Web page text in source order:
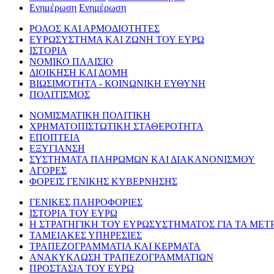
Ενημέρωση Ενημέρωση
ΡΟΛΟΣ ΚΑΙ ΑΡΜΟΔΙΟΤΗΤΕΣ
ΕΥΡΩΣΥΣΤΗΜΑ ΚΑΙ ΖΩΝΗ ΤΟΥ ΕΥΡΩ
ΙΣΤΟΡΙΑ
ΝΟΜΙΚΟ ΠΛΑΙΣΙΟ
ΔΙΟΙΚΗΣΗ ΚΑΙ ΔΟΜΗ
ΒΙΩΣΙΜΟΤΗΤΑ - ΚΟΙΝΩΝΙΚΗ ΕΥΘΥΝΗ
ΠΟΛΙΤΙΣΜΟΣ
ΝΟΜΙΣΜΑΤΙΚΗ ΠΟΛΙΤΙΚΗ
ΧΡΗΜΑΤΟΠΙΣΤΩΤΙΚΗ ΣΤΑΘΕΡΟΤΗΤΑ
ΕΠΟΠΤΕΙΑ
ΕΞΥΓΙΑΝΣΗ
ΣΥΣΤΗΜΑΤΑ ΠΛΗΡΩΜΩΝ ΚΑΙ ΔΙΑΚΑΝΟΝΙΣΜΟΥ
ΑΓΟΡΕΣ
ΦΟΡΕΙΣ ΓΕΝΙΚΗΣ ΚΥΒΕΡΝΗΣΗΣ
ΓΕΝΙΚΕΣ ΠΛΗΡΟΦΟΡΙΕΣ
ΙΣΤΟΡΙΑ ΤΟΥ ΕΥΡΩ
Η ΣΤΡΑΤΗΓΙΚΗ ΤΟΥ ΕΥΡΩΣΥΣΤΗΜΑΤΟΣ ΓΙΑ ΤΑ
ΤΑΜΕΙΑΚΕΣ ΥΠΗΡΕΣΙΕΣ
ΤΡΑΠΕΖΟΓΡΑΜΜΑΤΙΑ ΚΑΙ ΚΕΡΜΑΤΑ
ΑΝΑΚΥΚΛΩΣΗ ΤΡΑΠΕΖΟΓΡΑΜΜΑΤΙΩΝ
ΠΡΟΣΤΑΣΙΑ ΤΟΥ ΕΥΡΩ